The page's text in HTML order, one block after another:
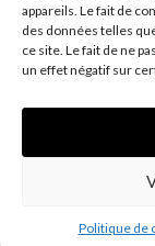
appareils. Le fait de
des données telles
ce site. Le fait de ne
un effet négatif sur
Politique de
Previous